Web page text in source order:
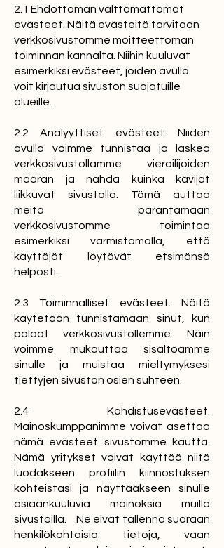
2.1 Ehdottoman välttämättömät
evästeet. Näitä evästeitä tarvitaan
verkkosivustomme moitteettoman
toiminnan kannalta. Niihin kuuluvat
esimerkiksi evästeet, joiden avulla
voit kirjautua sivuston suojatuille
alueille.
2.2 Analyyttiset evästeet. Niiden
avulla voimme tunnistaa ja laskea
verkkosivustollamme vierailijoiden
määrän ja nähdä kuinka kävijät
liikkuvat sivustolla. Tämä auttaa
meitä parantamaan
verkkosivustomme toimintaa
esimerkiksi varmistamalla, että
käyttäjät löytävät etsimänsä
helposti.
2.3 Toiminnalliset evästeet. Näitä
käytetään tunnistamaan sinut, kun
palaat verkkosivustollemme. Näin
voimme mukauttaa sisältöämme
sinulle ja muistaa mieltymyksesi
tiettyjen sivuston osien suhteen.
2.4 Kohdistusevästeet.
Mainoskumppanimme voivat asettaa
nämä evästeet sivustomme kautta.
Nämä yritykset voivat käyttää niitä
luodakseen profiilin kiinnostuksen
kohteistasi ja näyttääkseen sinulle
asiaankuuluvia mainoksia muilla
sivustoilla. Ne eivät tallenna suoraan
henkilökohtaisia tietoja, vaan